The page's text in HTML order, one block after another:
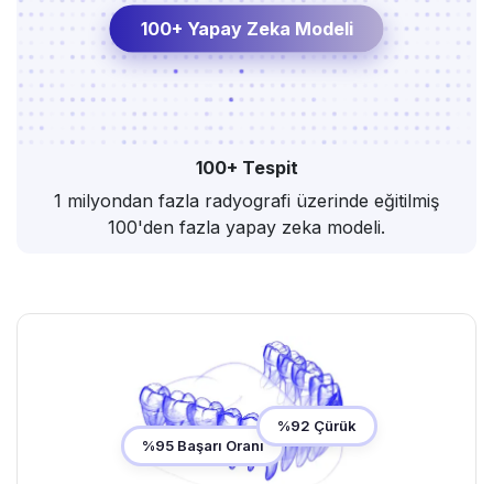
100+ Yapay Zeka Modeli
100+ Tespit
1 milyondan fazla radyografi üzerinde eğitilmiş
100'den fazla yapay zeka modeli.
%95 Başarı Oranı
%92 Çürük